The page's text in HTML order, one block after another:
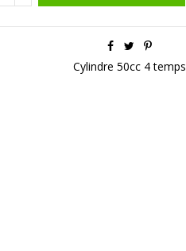
Cylindre 50cc 4 temps